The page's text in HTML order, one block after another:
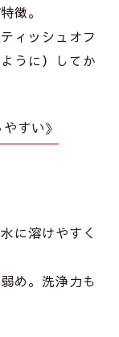
徴。
ィッシュオフ
うに）してか
すい》
に溶けやすく
め。洗浄力も